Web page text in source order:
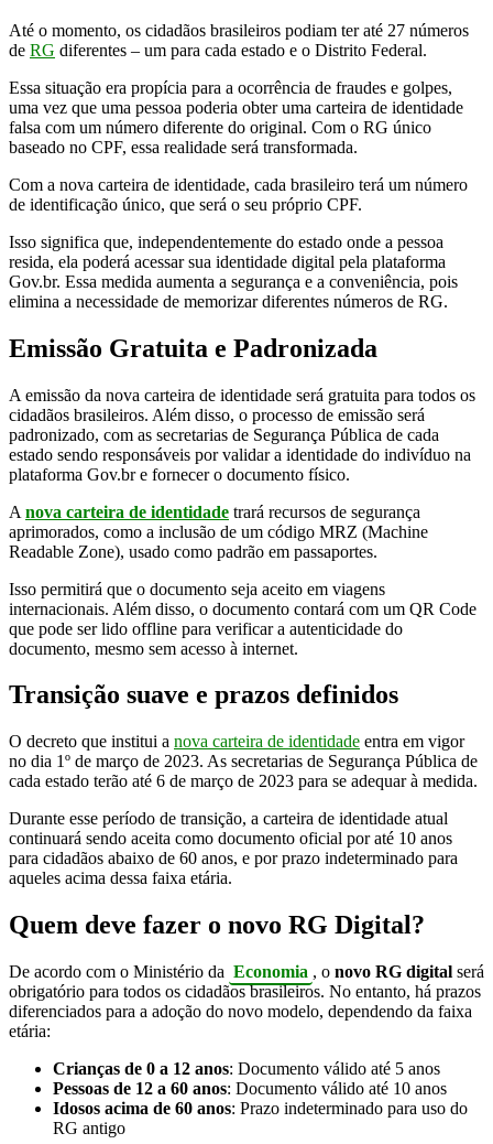
Até o momento, os cidadãos brasileiros podiam ter até 27 números
de RG diferentes – um para cada estado e o Distrito Federal.
Essa situação era propícia para a ocorrência de fraudes e golpes,
uma vez que uma pessoa poderia obter uma carteira de identidade
falsa com um número diferente do original. Com o RG único
baseado no CPF, essa realidade será transformada.
Com a nova carteira de identidade, cada brasileiro terá um número
de identificação único, que será o seu próprio CPF.
Isso significa que, independentemente do estado onde a pessoa
resida, ela poderá acessar sua identidade digital pela plataforma
Gov.br. Essa medida aumenta a segurança e a conveniência, pois
elimina a necessidade de memorizar diferentes números de RG.
Emissão Gratuita e Padronizada
A emissão da nova carteira de identidade será gratuita para todos os
cidadãos brasileiros. Além disso, o processo de emissão será
padronizado, com as secretarias de Segurança Pública de cada
estado sendo responsáveis por validar a identidade do indivíduo na
plataforma Gov.br e fornecer o documento físico.
A nova carteira de identidade trará recursos de segurança
aprimorados, como a inclusão de um código MRZ (Machine
Readable Zone), usado como padrão em passaportes.
Isso permitirá que o documento seja aceito em viagens
internacionais. Além disso, o documento contará com um QR Code
que pode ser lido offline para verificar a autenticidade do
documento, mesmo sem acesso à internet.
Transição suave e prazos definidos
O decreto que institui a nova carteira de identidade entra em vigor
no dia 1º de março de 2023. As secretarias de Segurança Pública de
cada estado terão até 6 de março de 2023 para se adequar à medida.
Durante esse período de transição, a carteira de identidade atual
continuará sendo aceita como documento oficial por até 10 anos
para cidadãos abaixo de 60 anos, e por prazo indeterminado para
aqueles acima dessa faixa etária.
Quem deve fazer o novo RG Digital?
De acordo com o Ministério da Economia , o novo RG digital será
obrigatório para todos os cidadãos brasileiros. No entanto, há prazos
diferenciados para a adoção do novo modelo, dependendo da faixa
etária:
Crianças de 0 a 12 anos: Documento válido até 5 anos
Pessoas de 12 a 60 anos: Documento válido até 10 anos
Idosos acima de 60 anos: Prazo indeterminado para uso do
RG antigo